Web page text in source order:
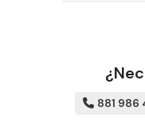
881 986